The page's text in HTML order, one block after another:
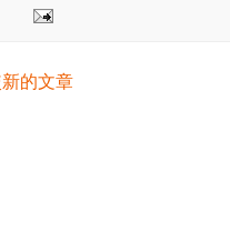
的文章